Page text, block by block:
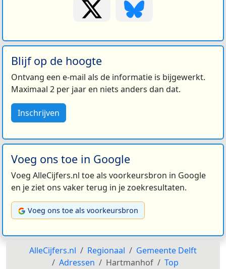
Blijf op de hoogte
Ontvang een e-mail als de informatie is bijgewerkt.
Maximaal 2 per jaar en niets anders dan dat.
Inschrijven
Voeg ons toe in Google
Voeg AlleCijfers.nl toe als voorkeursbron in Google
en je ziet ons vaker terug in je zoekresultaten.
Voeg ons toe als voorkeursbron
AlleCijfers.nl Regionaal
Gemeente Delft
Adressen
Hartmanhof Top